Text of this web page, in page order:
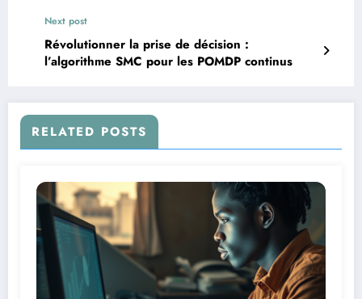
Next post
Révolutionner la prise de décision :
l’algorithme SMC pour les POMDP continus
RELATED POSTS